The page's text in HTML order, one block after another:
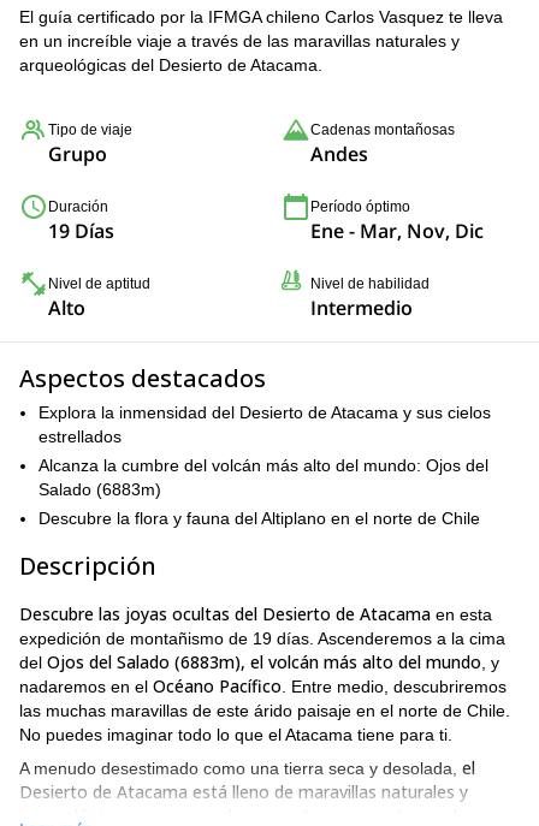
El guía certificado por la IFMGA chileno Carlos Vasquez te lleva
en un increíble viaje a través de las maravillas naturales y
arqueológicas del Desierto de Atacama.
Tipo de viaje
Grupo
Cadenas montañosas
Andes
Duración
19 Días
Período óptimo
Ene - Mar, Nov, Dic
Nivel de aptitud
Alto
Nivel de habilidad
Intermedio
Aspectos destacados
Explora la inmensidad del Desierto de Atacama y sus cielos
estrellados
Alcanza la cumbre del volcán más alto del mundo: Ojos del
Salado (6883m)
Descubre la flora y fauna del Altiplano en el norte de Chile
Descripción
Descubre las joyas ocultas del Desierto de Atacama en esta
expedición de montañismo de 19 días. Ascenderemos a la cima
del Ojos del Salado (6883m), el volcán más alto del mundo , y
nadaremos en el Océano Pacífico . Entre medio, descubriremos
las muchas maravillas de este árido paisaje en el norte de Chile.
No puedes imaginar todo lo que el Atacama tiene para ti.
A menudo desestimado como una tierra seca y desolada, el
Desierto de Atacama está lleno de maravillas naturales y